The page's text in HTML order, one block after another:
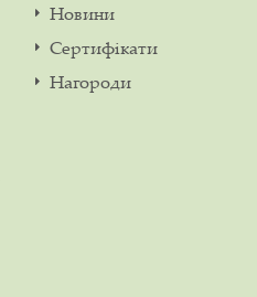
Новини
Сертифікати
Нагороди